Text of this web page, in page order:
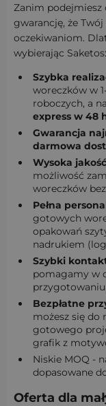
Zanim podejmiesz
gwarancję, że
oczekiwaniom.
wybierając Saketos:
Szybka
woreczków w
roboczych, a
express w 48
Gwarancja
darmowa
Wysoka
możliwość
woreczków
Pełna
gotowych
opakowań
nadrukiem
Szybki
pomagamy w
Bezpłatne
możesz się do
gotowego
grafik z
Niskie MOQ -
dopasowane
Oferta dla